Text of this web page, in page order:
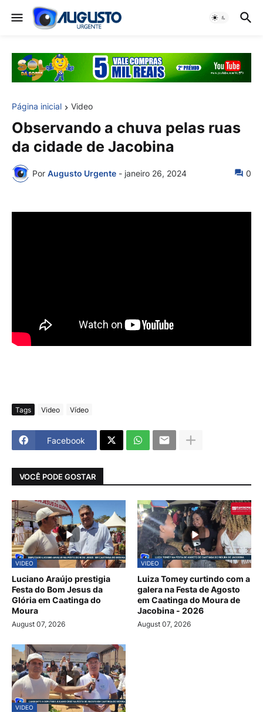
Página inicial Video
Observando a chuva pelas ruas
da cidade de Jacobina
Por Augusto Urgente - janeiro 26, 2024 0
Tags Video Vídeo
Facebook
VOCÊ PODE GOSTAR
VIDEO
Luciano Araújo prestigia
Festa do Bom Jesus da
Glória em Caatinga do
Moura
August 07, 2026
VIDEO
Luiza Tomey curtindo com a
galera na Festa de Agosto
em Caatinga do Moura de
Jacobina - 2026
August 07, 2026
VIDEO